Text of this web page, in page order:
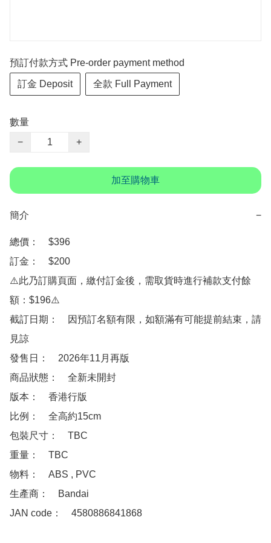
預訂付款方式 Pre-order payment method
訂金 Deposit 全款 Full Payment
數量
−
+
加至購物車
簡介 −
總價：　$396
訂金：　$200
⚠️此乃訂購頁面，繳付訂金後，需取貨時進行補款支付餘
額：$196⚠️
截訂日期：　因預訂名額有限，如額滿有可能提前結束，請
見諒
發售日：　2026年11月再版
商品狀態：　全新未開封
版本：　香港行版
比例：　全高約15cm
包裝尺寸：　TBC
重量：　TBC
物料：　ABS , PVC
生產商：　Bandai
JAN code：　4580886841868